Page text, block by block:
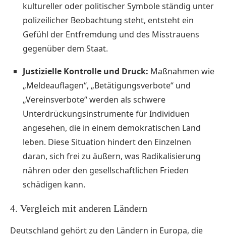
kultureller oder politischer Symbole ständig unter
polizeilicher Beobachtung steht, entsteht ein
Gefühl der Entfremdung und des Misstrauens
gegenüber dem Staat.
Justizielle Kontrolle und Druck: Maßnahmen wie
„Meldeauflagen“, „Betätigungsverbote“ und
„Vereinsverbote“ werden als schwere
Unterdrückungsinstrumente für Individuen
angesehen, die in einem demokratischen Land
leben. Diese Situation hindert den Einzelnen
daran, sich frei zu äußern, was Radikalisierung
nähren oder den gesellschaftlichen Frieden
schädigen kann.
4. Vergleich mit anderen Ländern
Deutschland gehört zu den Ländern in Europa, die